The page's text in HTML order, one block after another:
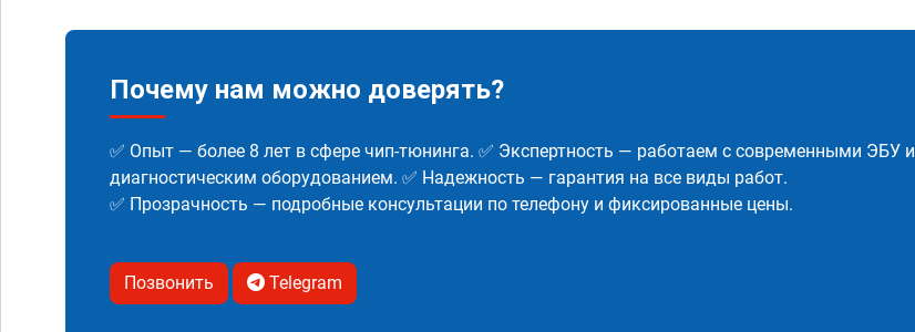
Почему нам можно доверять?
✅ Опыт — более 8 лет в сфере чип-тюнинга. ✅ Экспертность — работаем с современными ЭБУ и
диагностическим оборудованием. ✅ Надежность — гарантия на все виды работ.
✅ Прозрачность — подробные консультации по телефону и фиксированные цены.
Позвонить Telegram